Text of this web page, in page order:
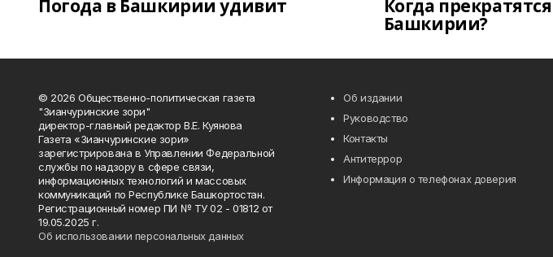
Погода в Башкирии удивит Когда
Башкирии?
© 2026 Общественно-политическая газета
"Зианчуринские зори"
директор-главный редактор В.Е. Куянова
Газета «Зианчуринские зори»
зарегистрирована в Управлении Федеральной
службы по надзору в сфере связи,
информационных технологий и массовых
коммуникаций по Республике Башкортостан.
Регистрационный номер ПИ № ТУ 02 - 01812 от
19.05.2025 г.
Об использовании персональных данных
Об издании
Руководство
Контакты
Антитеррор
Информация о телефонах доверия